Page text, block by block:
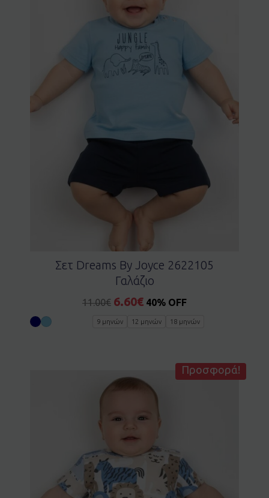
Σετ Dreams By Joyce 2622105
Γαλάζιο
11.00€ 6.60€ 40% OFF
9 μηνών 12 μηνών 18 μηνών
Προσφορά!